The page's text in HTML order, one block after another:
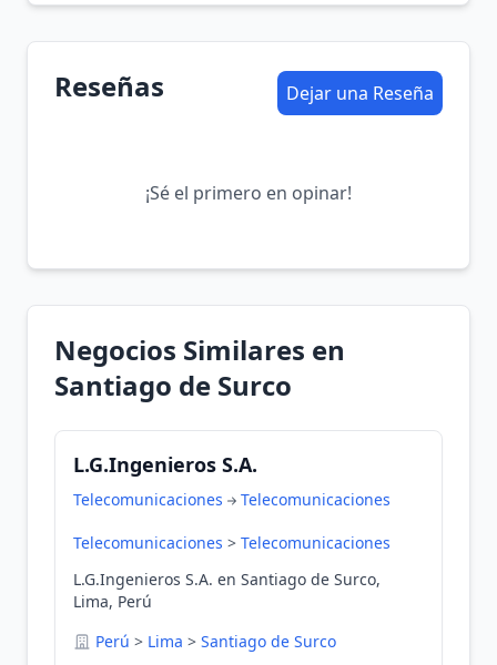
Reseñas Dejar una Reseña
¡Sé el primero en opinar!
Negocios Similares en
Santiago de Surco
L.G.Ingenieros S.A.
Telecomunicaciones Telecomunicaciones
Telecomunicaciones > Telecomunicaciones
L.G.Ingenieros S.A. en Santiago de Surco,
Lima, Perú
Perú > Lima > Santiago de Surco